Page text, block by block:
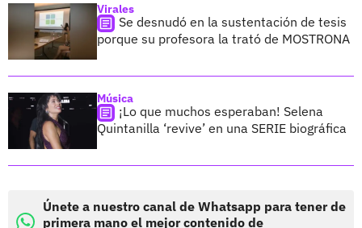
Virales
Se desnudó en la sustentación de tesis
porque su profesora la trató de MOSTRONA
Música
¡Lo que muchos esperaban! Selena
Quintanilla ‘revive’ en una SERIE biográfica
Únete a nuestro canal de Whatsapp para tener de
primera mano el mejor contenido de